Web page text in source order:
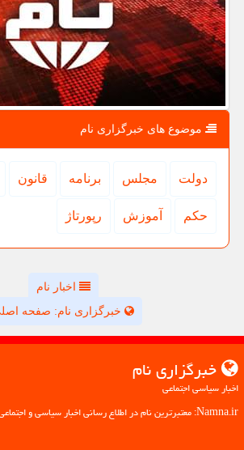
موضوع های خبرگزاری نام
دولت مجلس برنامه قانون
حكم آموزش رپورتاژ
اخبار نام
خبرگزاری نام: صفحه
خبرگزاری نام
اخبار سیاسی اجتماعی
Namna.ir: معتبرترین نام در اطلاع رسانی اخبار سیاسی و اجتماعی، گامی مطمئن به سوی آگاهی